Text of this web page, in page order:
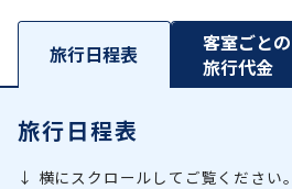
旅行日程表
客室ごとの
旅行代金
旅行日程表
↓ 横にスクロールしてご覧ください。